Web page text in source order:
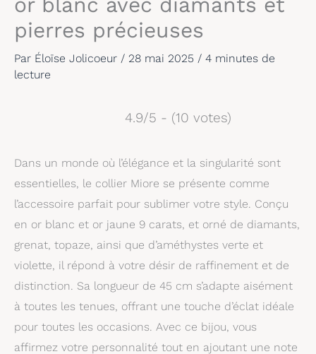
pierres précieuses
Par Éloïse Jolicoeur / 28 mai 2025 / 4 minutes de
lecture
4.9/5 - (10 votes)
Dans un monde où l’élégance et la singularité sont
essentielles, le collier Miore se présente comme
l’accessoire parfait pour sublimer votre style. Conçu
en or blanc et or jaune 9 carats, et orné de diamants,
grenat, topaze, ainsi que d’améthystes verte et
violette, il répond à votre désir de raffinement et de
distinction. Sa longueur de 45 cm s’adapte aisément
à toutes les tenues, offrant une touche d’éclat idéale
pour toutes les occasions. Avec ce bijou, vous
affirmez votre personnalité tout en ajoutant une note